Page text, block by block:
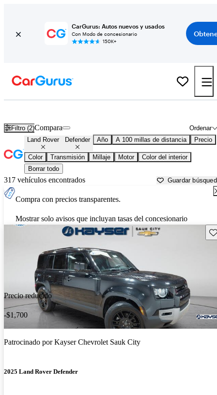
CarGurus: Autos nuevos y usados
Con Modo de concesionario
150K+
Filtro (2) Ordenar
Compara
Land Rover Defender Año A 100 millas de distancia Precio
Color Transmisión Millaje Motor
Color del interior
Borrar todo
317 vehículos encontrados Guardar
Compra con precios transparentes.
Mostrar solo avisos que incluyan tasas del concesionario
Precio reducido
-$1,700
Patrocinado porKayser Chevrolet Sauk City
2025 Land Rover Defender